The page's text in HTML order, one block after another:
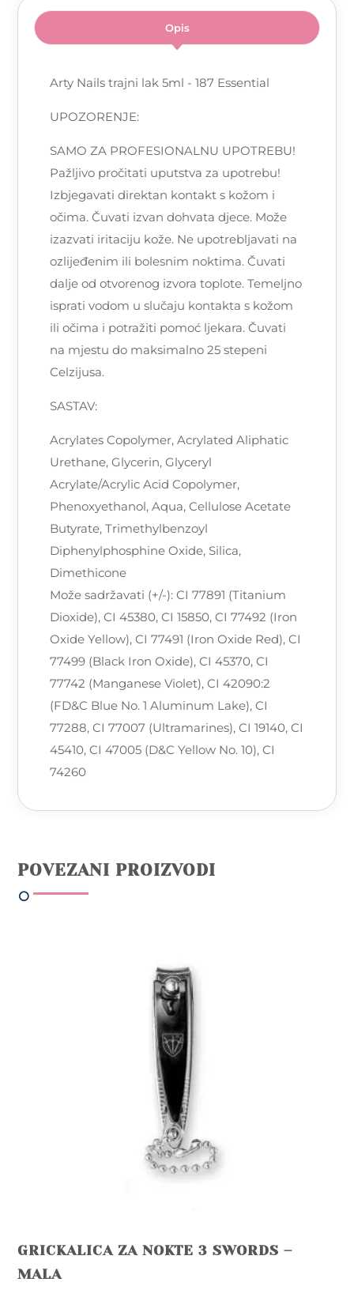
Opis
Arty Nails trajni lak 5ml - 187 Essential
UPOZORENJE:
SAMO ZA PROFESIONALNU UPOTREBU!
Pažljivo pročitati uputstva za upotrebu!
Izbjegavati direktan kontakt s kožom i
očima. Čuvati izvan dohvata djece. Može
izazvati iritaciju kože. Ne upotrebljavati na
ozlijeđenim ili bolesnim noktima. Čuvati
dalje od otvorenog izvora toplote. Temeljno
isprati vodom u slučaju kontakta s kožom
ili očima i potražiti pomoć ljekara. Čuvati
na mjestu do maksimalno 25 stepeni
Celzijusa.
SASTAV:
Acrylates Copolymer, Acrylated Aliphatic
Urethane, Glycerin, Glyceryl
Acrylate/Acrylic Acid Copolymer,
Phenoxyethanol, Aqua, Cellulose Acetate
Butyrate, Trimethylbenzoyl
Diphenylphosphine Oxide, Silica,
Dimethicone
Može sadržavati (+/-): CI 77891 (Titanium
Dioxide), CI 45380, CI 15850, CI 77492 (Iron
Oxide Yellow), CI 77491 (Iron Oxide Red), CI
77499 (Black Iron Oxide), CI 45370, CI
77742 (Manganese Violet), CI 42090:2
(FD&C Blue No. 1 Aluminum Lake), CI
77288, CI 77007 (Ultramarines), CI 19140, CI
45410, CI 47005 (D&C Yellow No. 10), CI
74260
POVEZANI PROIZVODI
GRICKALICA ZA NOKTE 3 SWORDS –
MALA